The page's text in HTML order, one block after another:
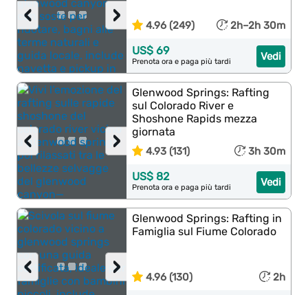
›
‹ 4.96 (249) 2h–2h 30m
Vedi
US$ 69
Prenota ora e paga più tardi
›
‹
Glenwood Springs: Rafting
sul Colorado River e
Shoshone Rapids mezza
giornata
4.93 (131) 3h 30m
Vedi
US$ 82
Prenota ora e paga più tardi
›
‹
Glenwood Springs: Rafting in
Famiglia sul Fiume Colorado
4.96 (130) 2h